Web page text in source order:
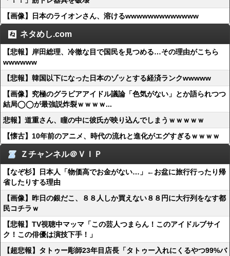
【画像】日本のライオンさん、溶けるwwwwwwwwwwwww
ネタめし.com
【悲報】岸田総理、冷徹な目で国民を見つめる…その理由がこちら
wwwwww
【悲報】韓国以下になった日本のゾッとする経済ランクwwwww
【画像】究極のグラビアアイドル議論「色気がない」とか語られつつ
結局◯◯が最強説炸裂ｗｗｗｗ...
悲報】道重さん、瞳の中に彼氏が映り込んでしまうｗｗｗｗｗ
【懐古】10年前のアニメ、時代の流れと進化がエグすぎるｗｗｗｗ
Ｚチャンネル＠ＶＩＰ
【なぞ杉】日本人「物価高でお金がない…」←お盆に旅行行ったり帰
省したりする理由
【画像】昨日の銀だこ、８８人しか買えない８８円に大行列をなす都
民コチラｗ
【悲報】TV視聴中マッマ「この芸人つまらん！このアイドルブサイ
ク！この俳優は演技下手！」
【超悲報】タトゥー彫師23年目店長「タトゥー入れにくるやつ99%バ